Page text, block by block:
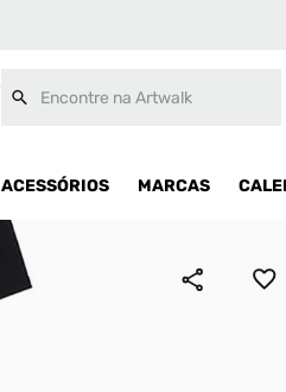
ACESSÓRIOS MARCAS